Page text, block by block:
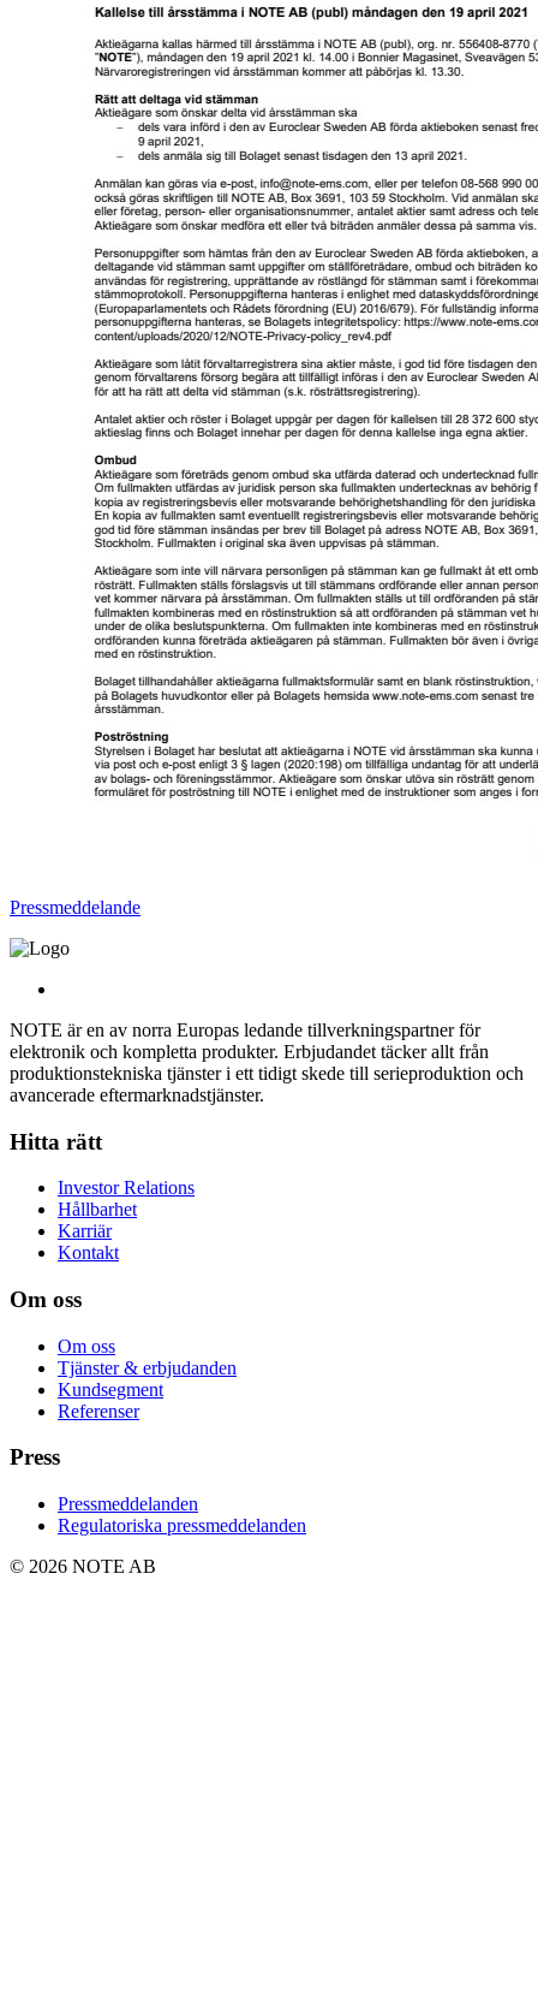
Pressmeddelande
NOTE är en av norra Europas ledande tillverkningspartner för
elektronik och kompletta produkter. Erbjudandet täcker allt från
produktionstekniska tjänster i ett tidigt skede till serieproduktion och
avancerade eftermarknadstjänster.
Hitta rätt
Investor Relations
Hållbarhet
Karriär
Kontakt
Om oss
Om oss
Tjänster & erbjudanden
Kundsegment
Referenser
Press
Pressmeddelanden
Regulatoriska pressmeddelanden
© 2026 NOTE AB